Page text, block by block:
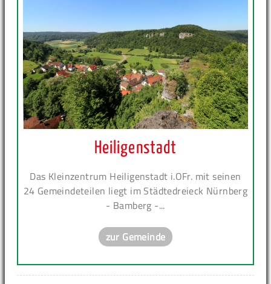
Heiligenstadt
Das Kleinzentrum Heiligenstadt i.OFr. mit seinen
24 Gemeindeteilen liegt im Städtedreieck Nürnberg
- Bamberg -...
zur Gemeinde